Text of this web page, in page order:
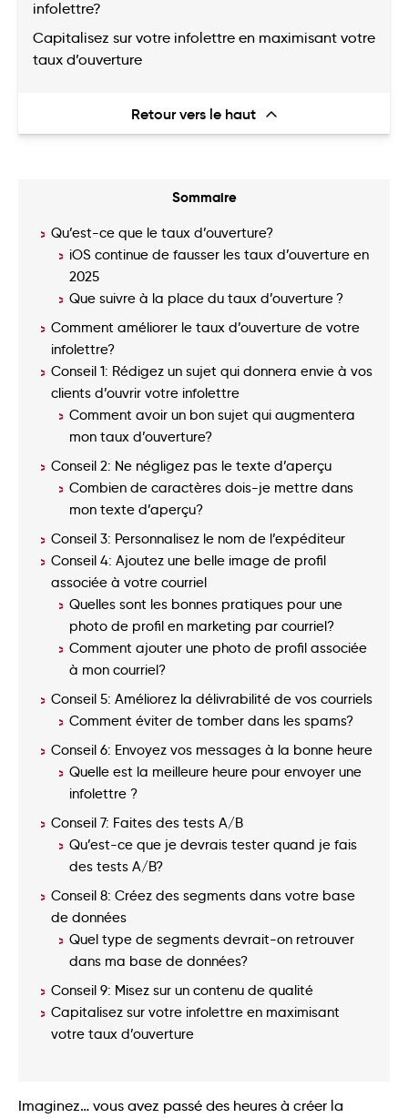
infolettre?
Capitalisez sur votre infolettre en maximisant votre
taux d’ouverture
Retour vers le haut
Sommaire
Qu’est-ce que le taux d’ouverture?
iOS continue de fausser les taux d’ouverture en
2025
Que suivre à la place du taux d’ouverture ?
Comment améliorer le taux d’ouverture de votre
infolettre?
Conseil 1: Rédigez un sujet qui donnera envie à vos
clients d’ouvrir votre infolettre
Comment avoir un bon sujet qui augmentera
mon taux d’ouverture?
Conseil 2: Ne négligez pas le texte d’aperçu
Combien de caractères dois-je mettre dans
mon texte d’aperçu?
Conseil 3: Personnalisez le nom de l’expéditeur
Conseil 4: Ajoutez une belle image de profil
associée à votre courriel
Quelles sont les bonnes pratiques pour une
photo de profil en marketing par courriel?
Comment ajouter une photo de profil associée
à mon courriel?
Conseil 5: Améliorez la délivrabilité de vos courriels
Comment éviter de tomber dans les spams?
Conseil 6: Envoyez vos messages à la bonne heure
Quelle est la meilleure heure pour envoyer une
infolettre ?
Conseil 7: Faites des tests A/B
Qu’est-ce que je devrais tester quand je fais
des tests A/B?
Conseil 8: Créez des segments dans votre base
de données
Quel type de segments devrait-on retrouver
dans ma base de données?
Conseil 9: Misez sur un contenu de qualité
Capitalisez sur votre infolettre en maximisant
votre taux d’ouverture
Imaginez… vous avez passé des heures à créer la